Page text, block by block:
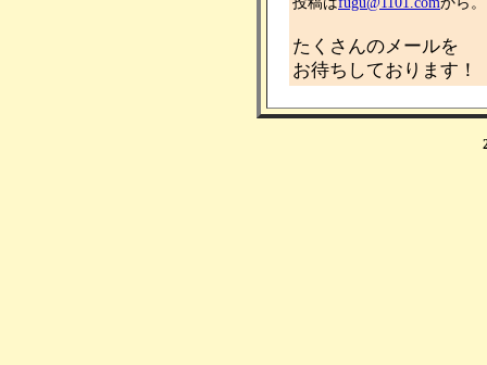
たくさんのメールを
お待ちしております！